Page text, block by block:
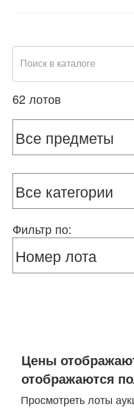
62 лотов
Фильтр по:
Цены
отображаются
Просмотреть лоты